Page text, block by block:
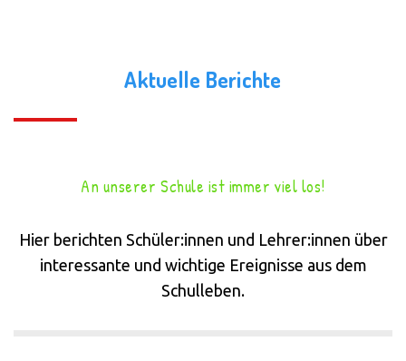
Aktuelle Berichte
An unserer Schule ist immer viel los!
Hier berichten Schüler:innen und Lehrer:innen über
interessante und wichtige Ereignisse aus dem
Schulleben.